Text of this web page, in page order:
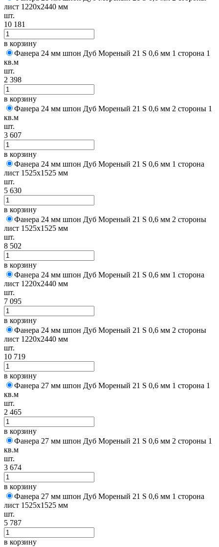
лист 1220х2440 мм
шт.
10 181
в корзину
Фанера 24 мм шпон Дуб Мореный 21 S 0,6 мм 1 сторона 1
кв.м
шт.
2 398
в корзину
Фанера 24 мм шпон Дуб Мореный 21 S 0,6 мм 2 стороны 1
кв.м
шт.
3 607
в корзину
Фанера 24 мм шпон Дуб Мореный 21 S 0,6 мм 1 сторона
лист 1525х1525 мм
шт.
5 630
в корзину
Фанера 24 мм шпон Дуб Мореный 21 S 0,6 мм 2 стороны
лист 1525х1525 мм
шт.
8 502
в корзину
Фанера 24 мм шпон Дуб Мореный 21 S 0,6 мм 1 сторона
лист 1220х2440 мм
шт.
7 095
в корзину
Фанера 24 мм шпон Дуб Мореный 21 S 0,6 мм 2 стороны
лист 1220х2440 мм
шт.
10 719
в корзину
Фанера 27 мм шпон Дуб Мореный 21 S 0,6 мм 1 сторона 1
кв.м
шт.
2 465
в корзину
Фанера 27 мм шпон Дуб Мореный 21 S 0,6 мм 2 стороны 1
кв.м
шт.
3 674
в корзину
Фанера 27 мм шпон Дуб Мореный 21 S 0,6 мм 1 сторона
лист 1525х1525 мм
шт.
5 787
в корзину